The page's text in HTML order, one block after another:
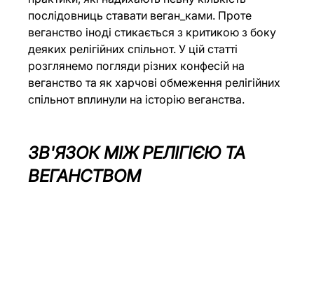
послідовниць ставати веган_ками. Проте
веганство іноді стикається з критикою з боку
деяких релігійних спільнот. У цій статті
розглянемо погляди різних конфесій на
веганство та як харчові обмеження релігійних
спільнот вплинули на історію веганства.
ЗВ'ЯЗОК МІЖ РЕЛІГІЄЮ ТА
ВЕГАНСТВОМ